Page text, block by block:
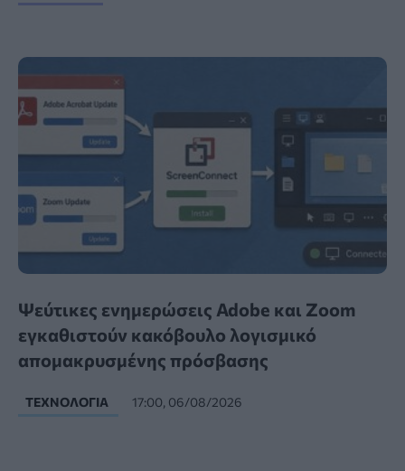
Ψεύτικες ενημερώσεις Adobe και Zoom
εγκαθιστούν κακόβουλο λογισμικό
απομακρυσμένης πρόσβασης
ΤΕΧΝΟΛΟΓΊΑ 17:00, 06/08/2026